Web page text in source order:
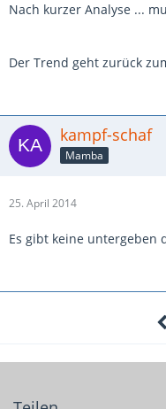
Nach kurzer Analyse ...
Der Trend geht zurück
kampf-schaf
Mamba
25. April 2014
Es gibt keine untergeben